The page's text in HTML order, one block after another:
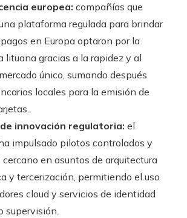
europea: compañías que
plataforma regulada para brindar
en Europa optaron por la
lituana gracias a la rapidez y al
único, sumando después
locales para la emisión de
innovación regulatoria: el
impulsado pilotos controlados y
cercano en asuntos de arquitectura
y tercerización, permitiendo el uso
cloud y servicios de identidad
supervisión.